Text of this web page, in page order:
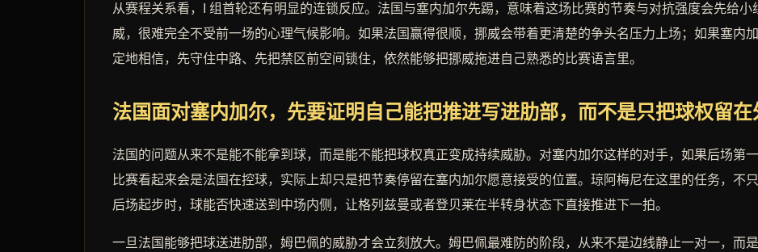
从赛程关系看，I 组首轮还有明显的连锁反应。法国与塞内加尔先踢，意味着这场比赛的节奏与对抗强度会先给
威，很难完全不受前一场的心理气候影响。如果法国赢得很顺，挪威会带着更清楚的争头名压力上场；如果塞内
定地相信，先守住中路、先把禁区前空间锁住，依然能够把挪威拖进自己熟悉的比赛语言里。
法国面对塞内加尔，先要证明自己能把推进写进肋部，而不是只把球权留在
法国的问题从来不是能不能拿到球，而是能不能把球权真正变成持续威胁。对塞内加尔这样的对手，如果后场第
比赛看起来会是法国在控球，实际上却只是把节奏停留在塞内加尔愿意接受的位置。琼阿梅尼在这里的任务，不
后场起步时，球能否快速送到中场内侧，让格列兹曼或者登贝莱在半转身状态下直接推进下一拍。
一旦法国能够把球送进肋部，姆巴佩的威胁才会立刻放大。姆巴佩最难防的阶段，从来不是边线静止一对一，而